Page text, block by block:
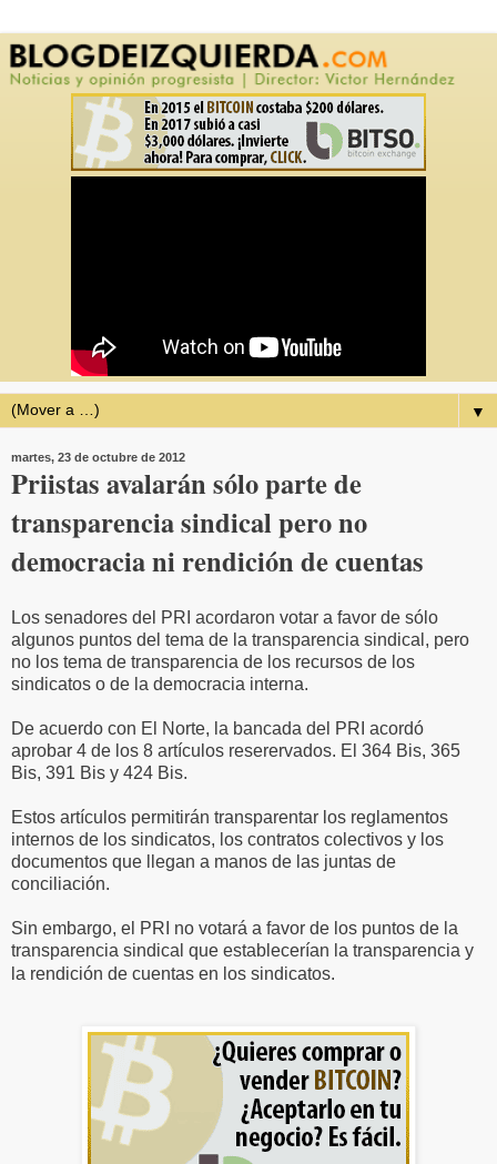
▼
martes, 23 de octubre de 2012
Priistas avalarán sólo parte de
transparencia sindical pero no
democracia ni rendición de cuentas
Los senadores del PRI acordaron votar a favor de sólo
algunos puntos del tema de la transparencia sindical, pero
no los tema de transparencia de los recursos de los
sindicatos o de la democracia interna.
De acuerdo con El Norte, la bancada del PRI acordó
aprobar 4 de los 8 artículos reserervados. El 364 Bis, 365
Bis, 391 Bis y 424 Bis.
Estos artículos permitirán transparentar los reglamentos
internos de los sindicatos, los contratos colectivos y los
documentos que llegan a manos de las juntas de
conciliación.
Sin embargo, el PRI no votará a favor de los puntos de la
transparencia sindical que establecerían la transparencia y
la rendición de cuentas en los sindicatos.